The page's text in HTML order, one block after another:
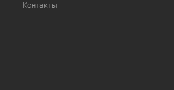
Контакты